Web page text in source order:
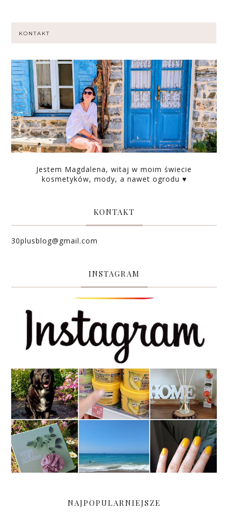
KONTAKT
Jestem Magdalena, witaj w moim świecie
kosmetyków, mody, a nawet ogrodu ♥
KONTAKT
30plusblog@gmail.com
INSTAGRAM
NAJPOPULARNIEJSZE